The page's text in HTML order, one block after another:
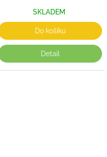
SKLADEM
Do košíku
Detail